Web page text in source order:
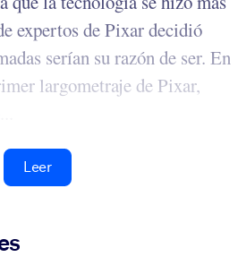
expertos de Pixar decidió
serían su razón de ser. En
largometraje de Pixar,
Leer